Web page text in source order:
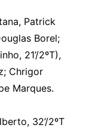
Patrick
Borel;
21’/2ºT),
Chrigor
Marques.
32’/2ºT